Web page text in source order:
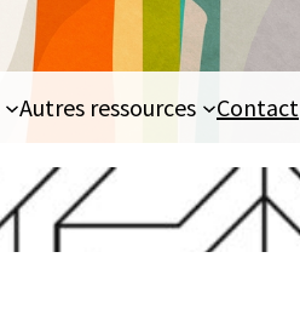
c
h
e
c
Autres ressources Contact